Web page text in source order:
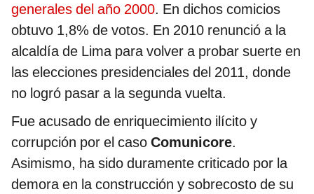
generales del año 2000. En dichos comicios
obtuvo 1,8% de votos. En 2010 renunció a la
alcaldía de Lima para volver a probar suerte en
las elecciones presidenciales del 2011, donde
no logró pasar a la segunda vuelta.
Fue acusado de enriquecimiento ilícito y
corrupción por el caso Comunicore.
Asimismo, ha sido duramente criticado por la
demora en la construcción y sobrecosto de su